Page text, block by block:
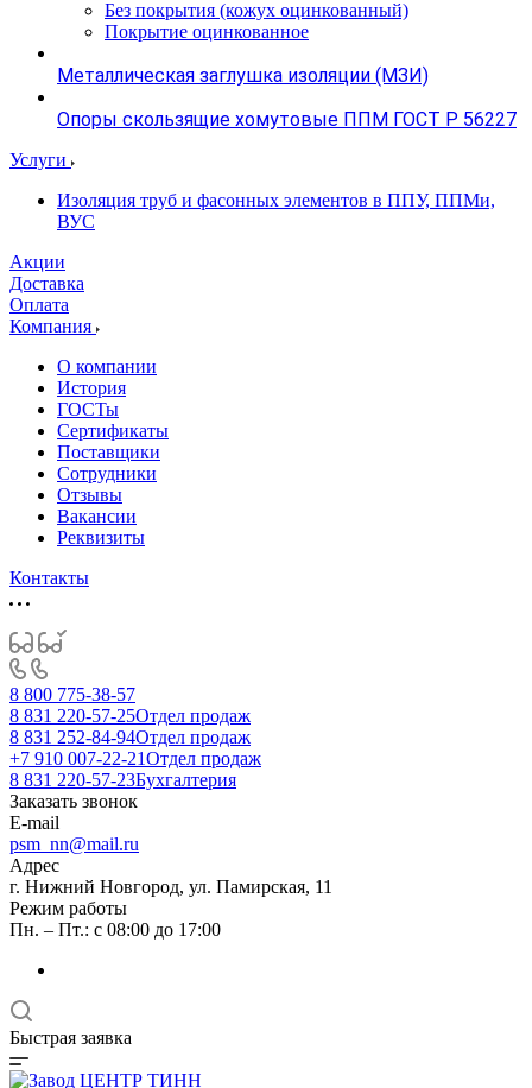
Без покрытия (кожух оцинкованный)
Покрытие оцинкованное
Металлическая заглушка изоляции (МЗИ)
Опоры скользящие хомутовые ППМ ГОСТ Р 56227
Услуги
Изоляция труб и фасонных элементов в ППУ, ППМи,
ВУС
Акции
Доставка
Оплата
Компания
О компании
История
ГОСТы
Сертификаты
Поставщики
Сотрудники
Отзывы
Вакансии
Реквизиты
Контакты
8 800 775-38-57
8 831 220-57-25Отдел продаж
8 831 252-84-94Отдел продаж
+7 910 007-22-21Отдел продаж
8 831 220-57-23Бухгалтерия
Заказать звонок
E-mail
psm_nn@mail.ru
Адрес
г. Нижний Новгород, ул. Памирская, 11
Режим работы
Пн. – Пт.: с 08:00 до 17:00
Быстрая заявка